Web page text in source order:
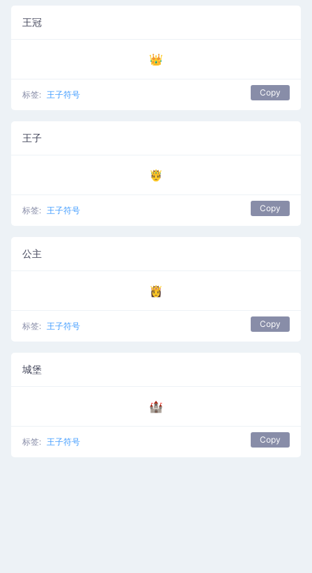
王冠
👑
标签: 王子符号 Copy
王子
🤴
标签: 王子符号 Copy
公主
👸
标签: 王子符号 Copy
城堡
🏰
标签: 王子符号 Copy